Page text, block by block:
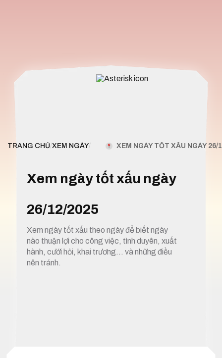
TRANG CHỦ/XEM NGÀY/ XEM NGÀY TỐT XẤU NGÀY 26/
Xem ngày tốt xấu ngày
26/12/2025
Xem ngày tốt xấu theo ngày để biết ngày
nào thuận lợi cho công việc, tình duyên, xuất
hành, cưới hỏi, khai trương… và những điều
nên tránh.